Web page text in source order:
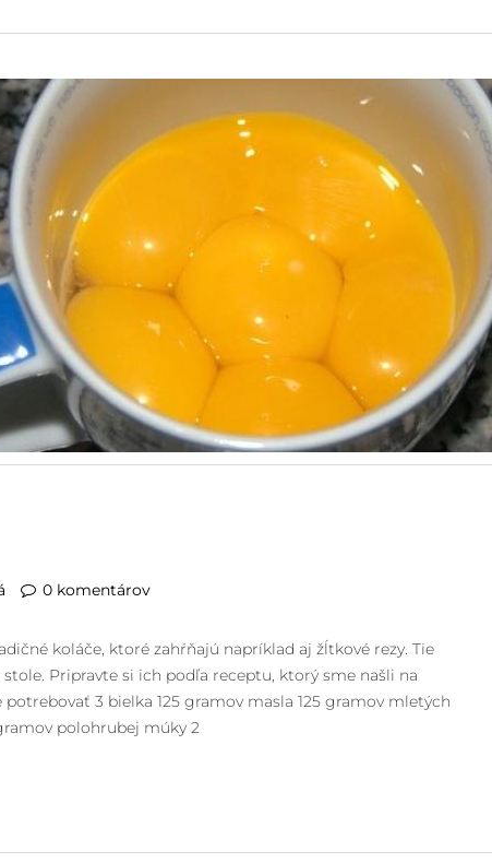
0 komentárov
koláče, ktoré zahŕňajú napríklad aj žĺtkové rezy. Tie
Pripravte si ich podľa receptu, ktorý sme našli na
3 bielka 125 gramov masla 125 gramov mletých
polohrubej múky 2